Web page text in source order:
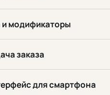
и модификаторы
заказа
для смартфона